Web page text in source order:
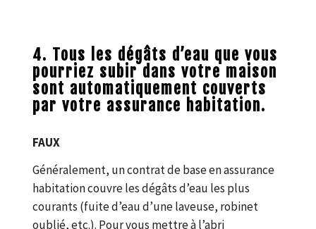
4. Tous les dégâts d’eau que vous
pourriez subir dans votre maison
sont automatiquement couverts
par votre assurance habitation.
FAUX
Généralement, un contrat de base en assurance
habitation couvre les dégâts d’eau les plus
courants (fuite d’eau d’une laveuse, robinet
oublié, etc.). Pour vous mettre à l’abri